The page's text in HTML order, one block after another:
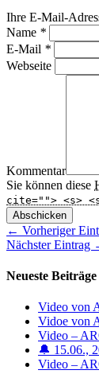
Ihre E-Mail-
Name *
E-Mail *
Webseite
Kommentar
Sie können diese
cite=""> <s>
Abschicken
← Vorheriger
Nächster Eintrag
Neueste Beiträge
Video von
Vidoe von
Video –
🔔 15.06.,
Video –